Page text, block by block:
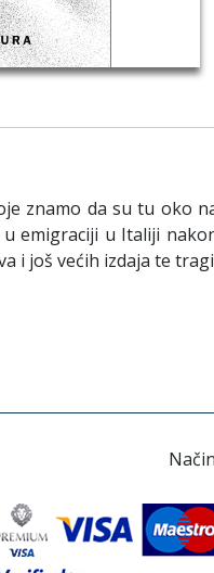
znamo da su tu oko
emigraciji u Italiji
i još većih izdaja te